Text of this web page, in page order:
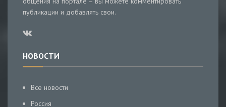
публикации и добавлять свои.
НОВОСТИ
Все новости
Россия